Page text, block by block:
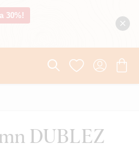
30%!
DUBLEZ